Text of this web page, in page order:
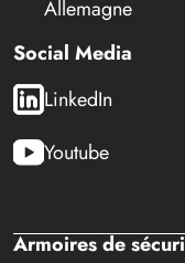
Allemagne
Social Media
LinkedIn
Youtube
Armoires de